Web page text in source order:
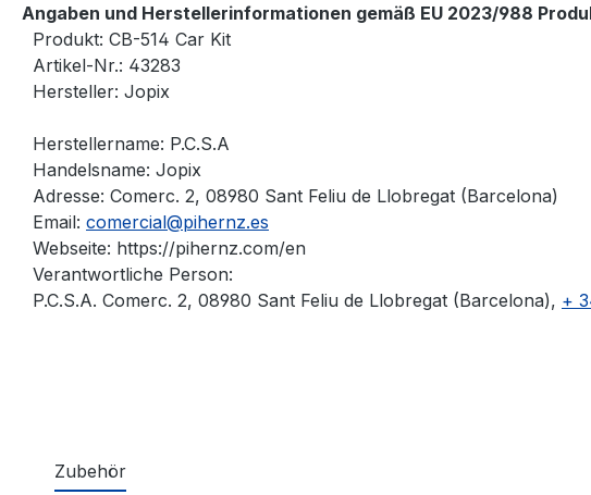
Angaben und Herstellerinformationen gemäß EU 2023/988
Produkt: CB-514 Car Kit
Artikel-Nr.: 43283
Hersteller: Jopix
Herstellername: P.C.S.A
Handelsname: Jopix
Adresse: Comerc. 2, 08980 Sant Feliu de Llobregat (Barcelona)
Email: comercial@pihernz.es
Webseite: https://pihernz.com/en
Verantwortliche Person:
P.C.S.A. Comerc. 2, 08980 Sant Feliu de Llobregat (Barcelona), +
Zubehör